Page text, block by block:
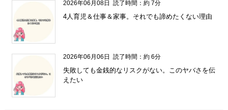
2026年06月08日 読了時間：約 7分
4人育児＆仕事＆家事。それでも諦めたくない理由
2026年06月06日 読了時間：約 6分
失敗しても金銭的なリスクがない。このヤバさを伝
えたい